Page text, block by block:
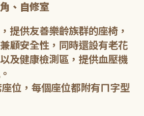
、自修室
提供友善樂齡族群的座椅，
顧安全性，同時還設有老花
及健康檢測區，提供血壓機
位，每個座位都附有ㄇ字型